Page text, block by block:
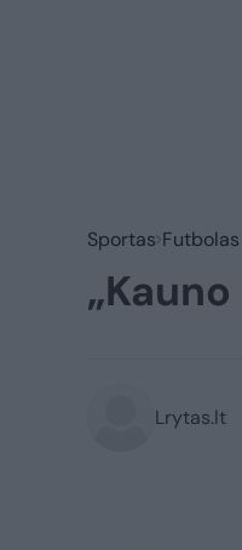
Sportas Futbolas
Lrytas.lt